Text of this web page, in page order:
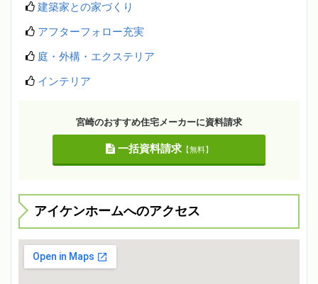
建築家との家づくり
アフターフォロー充実
庭・外構・エクステリア
インテリア
宮崎のおすすめ住宅メーカーに資料請求
一括資料請求【無料】
アイケンホームへのアクセス